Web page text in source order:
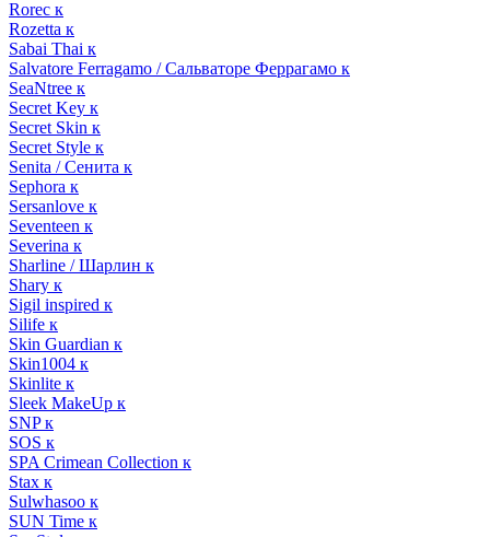
Rorec к
Rozetta к
Sabai Thai к
Salvatore Ferragamo / Сальваторе Феррагамо к
SeaNtree к
Secret Key к
Secret Skin к
Secret Style к
Senita / Сенита к
Sephora к
Sersanlove к
Seventeen к
Severina к
Sharline / Шарлин к
Shary к
Sigil inspired к
Silife к
Skin Guardian к
Skin1004 к
Skinlite к
Sleek MakeUp к
SNP к
SOS к
SPA Crimean Collection к
Stax к
Sulwhasoo к
SUN Time к